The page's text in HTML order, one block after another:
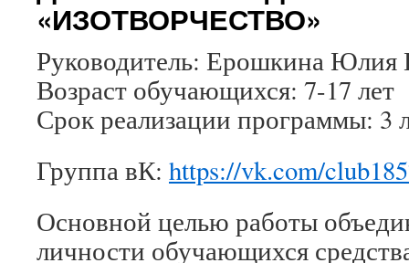
«ИЗОТВОРЧЕСТВО»
Руководитель: Ерошкина Юлия
Возраст обучающихся: 7-17 лет
Срок реализации программы: 3
Группа вК: https://vk.com/
Основной целью работы
личности обучающихся